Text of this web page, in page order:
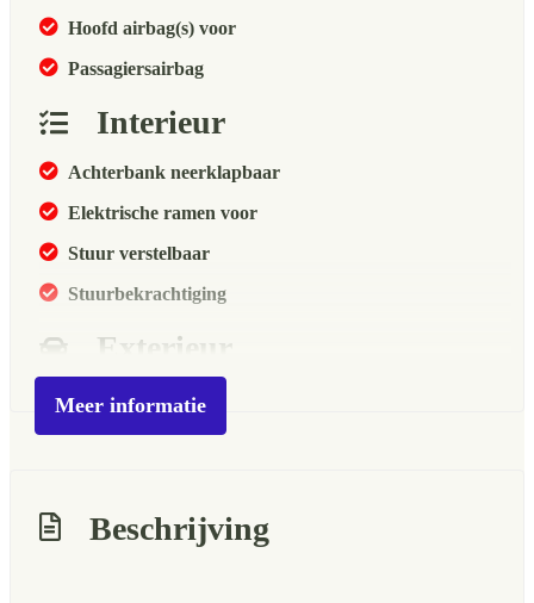
Hoofd airbag(s) voor
Passagiersairbag
Interieur
Achterbank neerklapbaar
Elektrische ramen voor
Stuur verstelbaar
Stuurbekrachtiging
Exterieur
Bumpers in carrosseriekleur
Centrale vergrendeling
Meer informatie
Beschrijving